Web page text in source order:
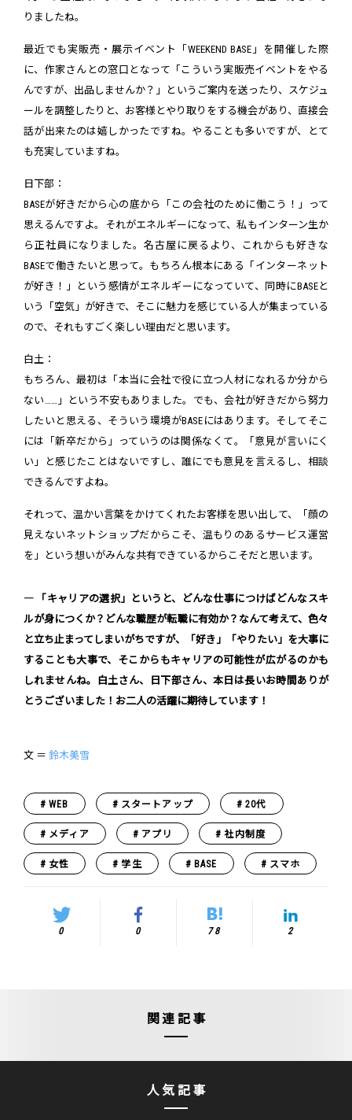
りましたね。
最近でも実販売・展示イベント「WEEKEND BASE」を開催した際
に、作家さんとの窓口となって「こういう実販売イベントをやる
んですが、出品しませんか？」というご案内を送ったり、スケジュ
ールを調整したりと、お客様とやり取りをする機会があり、直接会
話が出来たのは嬉しかったですね。やることも多いですが、とて
も充実していますね。
日下部：
BASEが好きだから心の底から「この会社のために働こう！」って
思えるんですよ。それがエネルギーになって、私もインターン生か
ら正社員になりました。名古屋に戻るより、これからも好きな
BASEで働きたいと思って。もちろん根本にある「インターネット
が好き！」という感情がエネルギーになっていて、同時にBASEと
いう「空気」が好きで、そこに魅力を感じている人が集まっている
ので、それもすごく楽しい理由だと思います。
白土：
もちろん、最初は「本当に会社で役に立つ人材になれるか分から
ない……」という不安もありました。でも、会社が好きだから努力
したいと思える、そういう環境がBASEにはあります。そしてそこ
には「新卒だから」っていうのは関係なくて。「意見が言いにく
い」と感じたことはないですし、誰にでも意見を言えるし、相談
できるんですよね。
それって、温かい言葉をかけてくれたお客様を思い出して、「顔の
見えないネットショップだからこそ、温もりのあるサービス運営
を」という想いがみんな共有できているからこそだと思います。
― 「キャリアの選択」というと、どんな仕事につけばどんなスキ
ルが身につくか？どんな職歴が転職に有効か？なんて考えて、色々
と立ち止まってしまいがちですが、「好き」「やりたい」を大事に
することも大事で、そこからもキャリアの可能性が広がるのかも
しれませんね。白土さん、日下部さん、本日は長いお時間ありが
とうございました！お二人の活躍に期待しています！
文 ＝ 鈴木美雪
WEB スタートアップ 20代
メディア アプリ 社内制度
女性 学生 BASE スマホ
0 0 78 2
関連記事
人気記事